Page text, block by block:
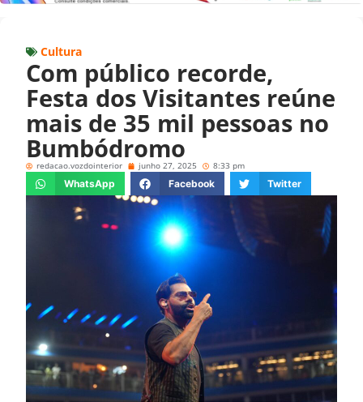
Cultura
Com público recorde,
Festa dos Visitantes reúne
mais de 35 mil pessoas no
Bumbódromo
redacao.vozdointerior junho 27, 2025 8:33 pm
WhatsApp Facebook Twitter